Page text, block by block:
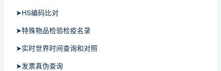
➤HS编码比对
➤特殊物品检验检疫名录
➤实时世界时间查询和对照
➤发票真伪查询